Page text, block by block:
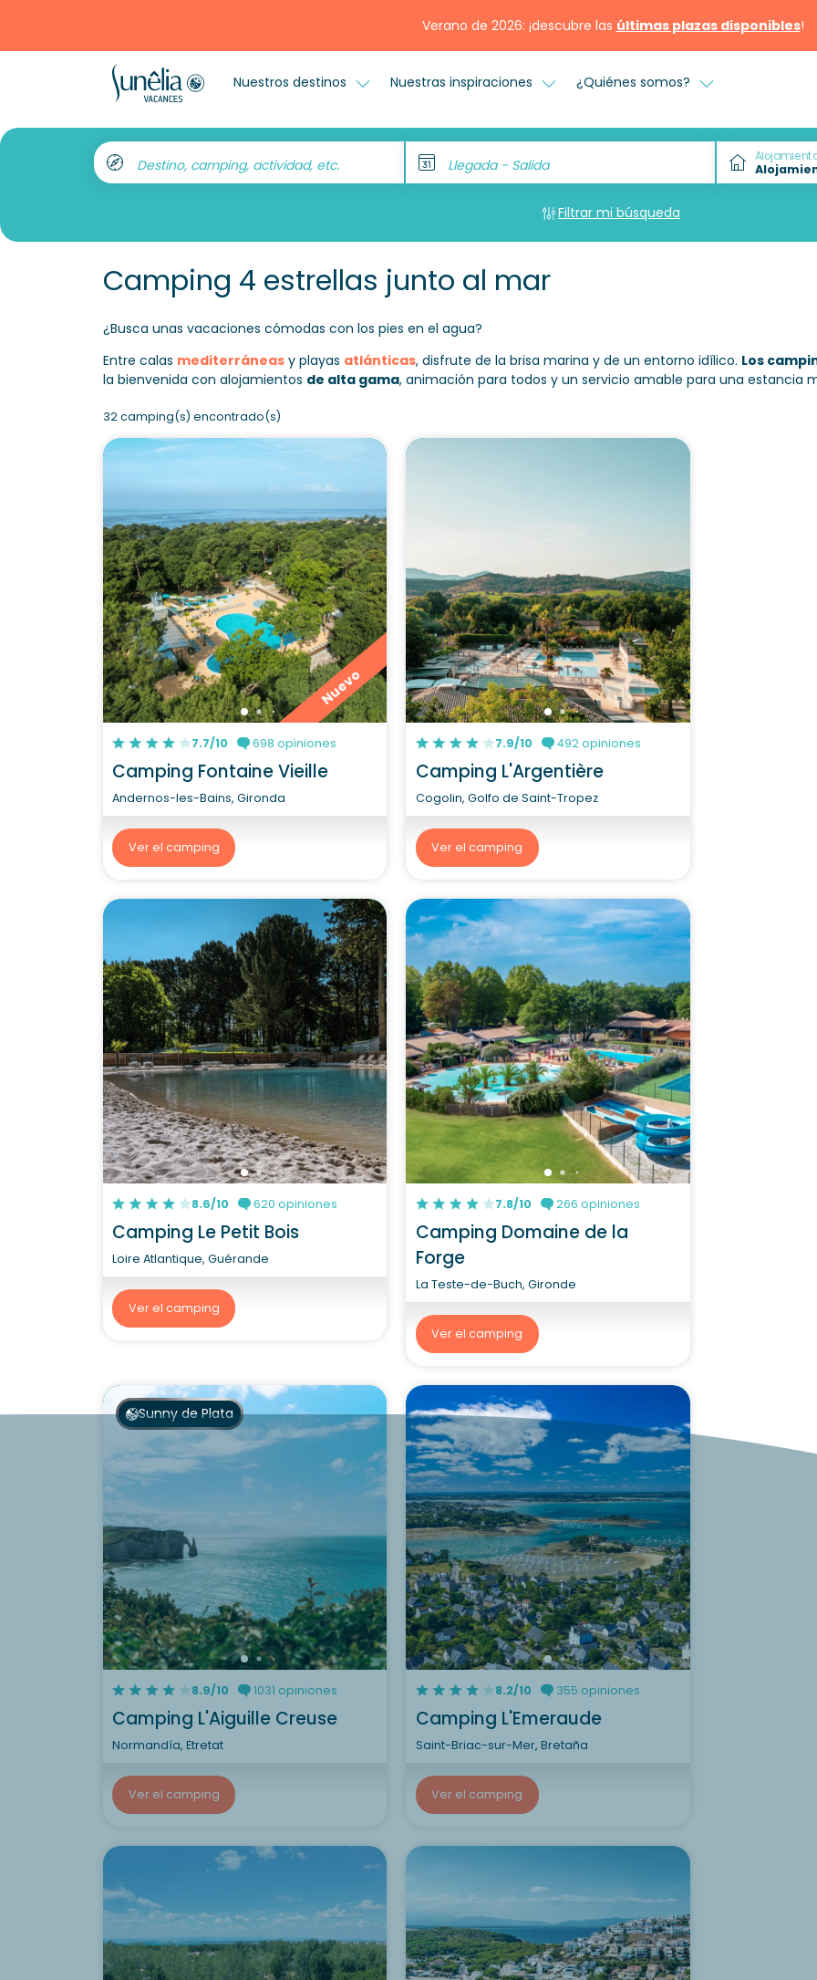
Verano de 2026: ¡descubre las últimas plazas disponibles!
Nuestros destinos Nuestras inspiraciones ¿Quiénes somos?
Destino, camping, actividad, etc. Llegada - Salida
Filtrar mi búsqueda
Camping 4 estrellas junto al mar
¿Busca unas vacaciones cómodas con los pies en el agua?
Entre calas mediterráneasy playas atlánticas, disfrute de la brisa marina y de un entorno idílico. Los
la bienvenida con alojamientos de alta gama, animación para todos y un servicio amable para una estancia
32 camping(s) encontrado(s)
Nuevo
7.7/10 698 opiniones
Camping Fontaine Vieille
Andernos-les-Bains, Gironda
Ver el camping
7.9/10 492 opiniones
Camping L'Argentière
Cogolin, Golfo de Saint-Tropez
Ver el camping
8.6/10 620 opiniones
Camping Le Petit Bois
Loire Atlantique, Guérande
Ver el camping
7.8/10 266 opiniones
Camping Domaine de la
Forge
La Teste-de-Buch, Gironde
Ver el camping
Sunny de Plata
8.9/10 1031 opiniones
Camping L'Aiguille Creuse
Normandía, Etretat
Ver el camping
8.2/10 355 opiniones
Camping L'Emeraude
Saint-Briac-sur-Mer, Bretaña
Ver el camping